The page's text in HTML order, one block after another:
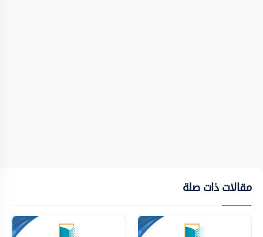
مقالات ذات صلة